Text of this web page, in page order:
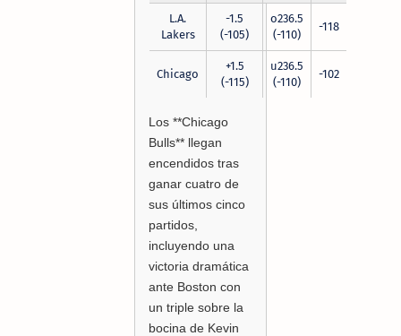
L.A.
Lakers
-1.5
(-105)
o236.5
(-110)
-118
Chicago
+1.5
(-115)
u236.5
(-110)
-102
Los **Chicago
Bulls** llegan
encendidos tras
ganar cuatro de
sus últimos cinco
partidos,
incluyendo una
victoria dramática
ante Boston con
un triple sobre la
bocina de Kevin